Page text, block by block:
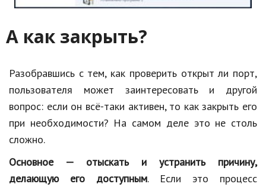
А как закрыть?
Разобравшись с тем, как проверить открыт ли порт,
пользователя может заинтересовать и другой
вопрос: если он всё-таки активен, то как закрыть его
при необходимости? На самом деле это не столь
сложно.
Основное — отыскать и устранить причину,
делающую его доступным. Если это процесс